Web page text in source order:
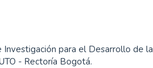
Investigación para el Desarrollo de la
- Rectoría Bogotá.